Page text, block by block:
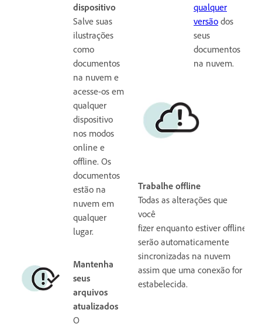
dispositivo
Salve suas
ilustrações
como
documentos
na nuvem e
acesse-os em
qualquer
dispositivo
nos modos
online e
offline. Os
documentos
estão na
nuvem em
qualquer
lugar.
Mantenha
seus
arquivos
atualizados
O
qualquer
versão dos
seus
documentos
na nuvem.
Trabalhe offline
Todas as alterações que
você
fizer enquanto estiver offline
serão automaticamente
sincronizadas na nuvem
assim que uma conexão for
estabelecida.